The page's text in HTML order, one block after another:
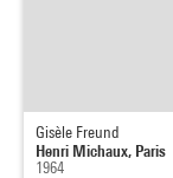
Gisèle Freund
Henri Michaux, Paris
1964